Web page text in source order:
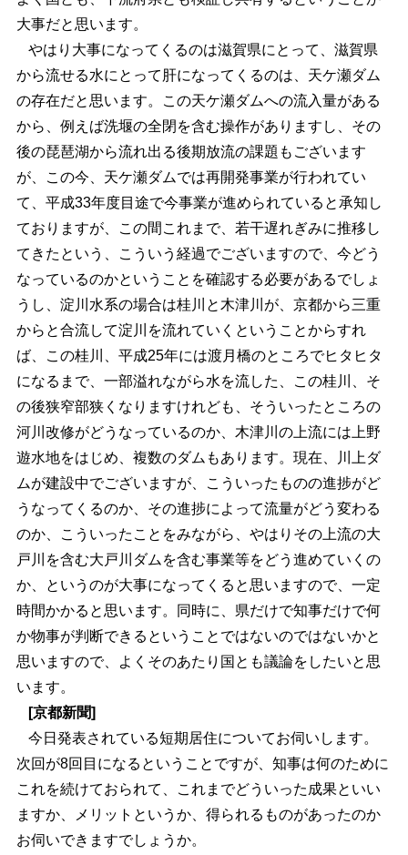
大事だと思います。
やはり大事になってくるのは滋賀県にとって、滋賀県
から流せる水にとって肝になってくるのは、天ケ瀬ダム
の存在だと思います。この天ケ瀬ダムへの流入量がある
から、例えば洗堰の全閉を含む操作がありますし、その
後の琵琶湖から流れ出る後期放流の課題もございます
が、この今、天ケ瀬ダムでは再開発事業が行われてい
て、平成33年度目途で今事業が進められていると承知し
ておりますが、この間これまで、若干遅れぎみに推移し
てきたという、こういう経過でございますので、今どう
なっているのかということを確認する必要があるでしょ
うし、淀川水系の場合は桂川と木津川が、京都から三重
からと合流して淀川を流れていくということからすれ
ば、この桂川、平成25年には渡月橋のところでヒタヒタ
になるまで、一部溢れながら水を流した、この桂川、そ
の後狭窄部狭くなりますけれども、そういったところの
河川改修がどうなっているのか、木津川の上流には上野
遊水地をはじめ、複数のダムもあります。現在、川上ダ
ムが建設中でございますが、こういったものの進捗がど
うなってくるのか、その進捗によって流量がどう変わる
のか、こういったことをみながら、やはりその上流の大
戸川を含む大戸川ダムを含む事業等をどう進めていくの
か、というのが大事になってくると思いますので、一定
時間かかると思います。同時に、県だけで知事だけで何
か物事が判断できるということではないのではないかと
思いますので、よくそのあたり国とも議論をしたいと思
います。
[京都新聞]
今日発表されている短期居住についてお伺いします。
次回が8回目になるということですが、知事は何のために
これを続けておられて、これまでどういった成果といい
ますか、メリットというか、得られるものがあったのか
お伺いできますでしょうか。